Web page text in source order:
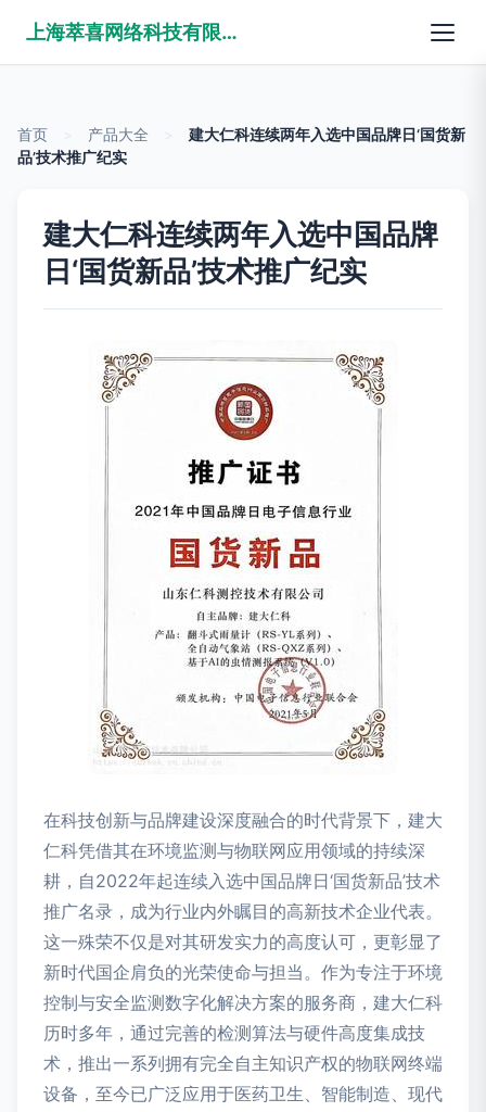
上海萃喜网络科技有限公司
首页 产品大全
建大仁科连续两年入选中国品牌日‘国货新
品’技术推广纪实
建大仁科连续两年入选中国品牌
日‘国货新品’技术推广纪实
在科技创新与品牌建设深度融合的时代背景下，建大
仁科凭借其在环境监测与物联网应用领域的持续深
耕，自2022年起连续入选中国品牌日‘国货新品’技术
推广名录，成为行业内外瞩目的高新技术企业代表。
这一殊荣不仅是对其研发实力的高度认可，更彰显了
新时代国企肩负的光荣使命与担当。作为专注于环境
控制与安全监测数字化解决方案的服务商，建大仁科
历时多年，通过完善的检测算法与硬件高度集成技
术，推出一系列拥有完全自主知识产权的物联网终端
设备，至今已广泛应用于医药卫生、智能制造、现代